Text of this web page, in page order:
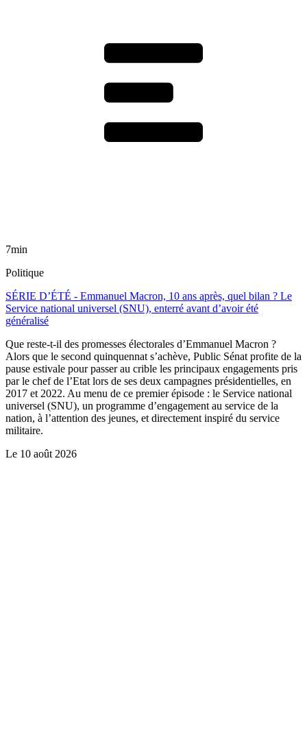
7min
Politique
SÉRIE D’ÉTÉ - Emmanuel Macron, 10 ans après, quel bilan ? Le
Service national universel (SNU), enterré avant d’avoir été
généralisé
Que reste-t-il des promesses électorales d’Emmanuel Macron ?
Alors que le second quinquennat s’achève, Public Sénat profite de la
pause estivale pour passer au crible les principaux engagements pris
par le chef de l’Etat lors de ses deux campagnes présidentielles, en
2017 et 2022. Au menu de ce premier épisode : le Service national
universel (SNU), un programme d’engagement au service de la
nation, à l’attention des jeunes, et directement inspiré du service
militaire.
Le 10 août 2026